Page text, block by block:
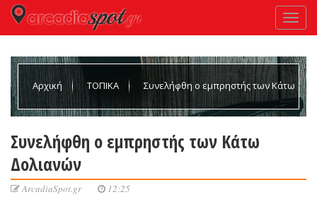
Αρχική ΤΟΠΙΚΑ Συνελήφθη ο εμπρηστής των Κάτω
Συνελήφθη ο εμπρηστής των Κάτω
Δολιανών
ArcadiaSpot.gr 12:25